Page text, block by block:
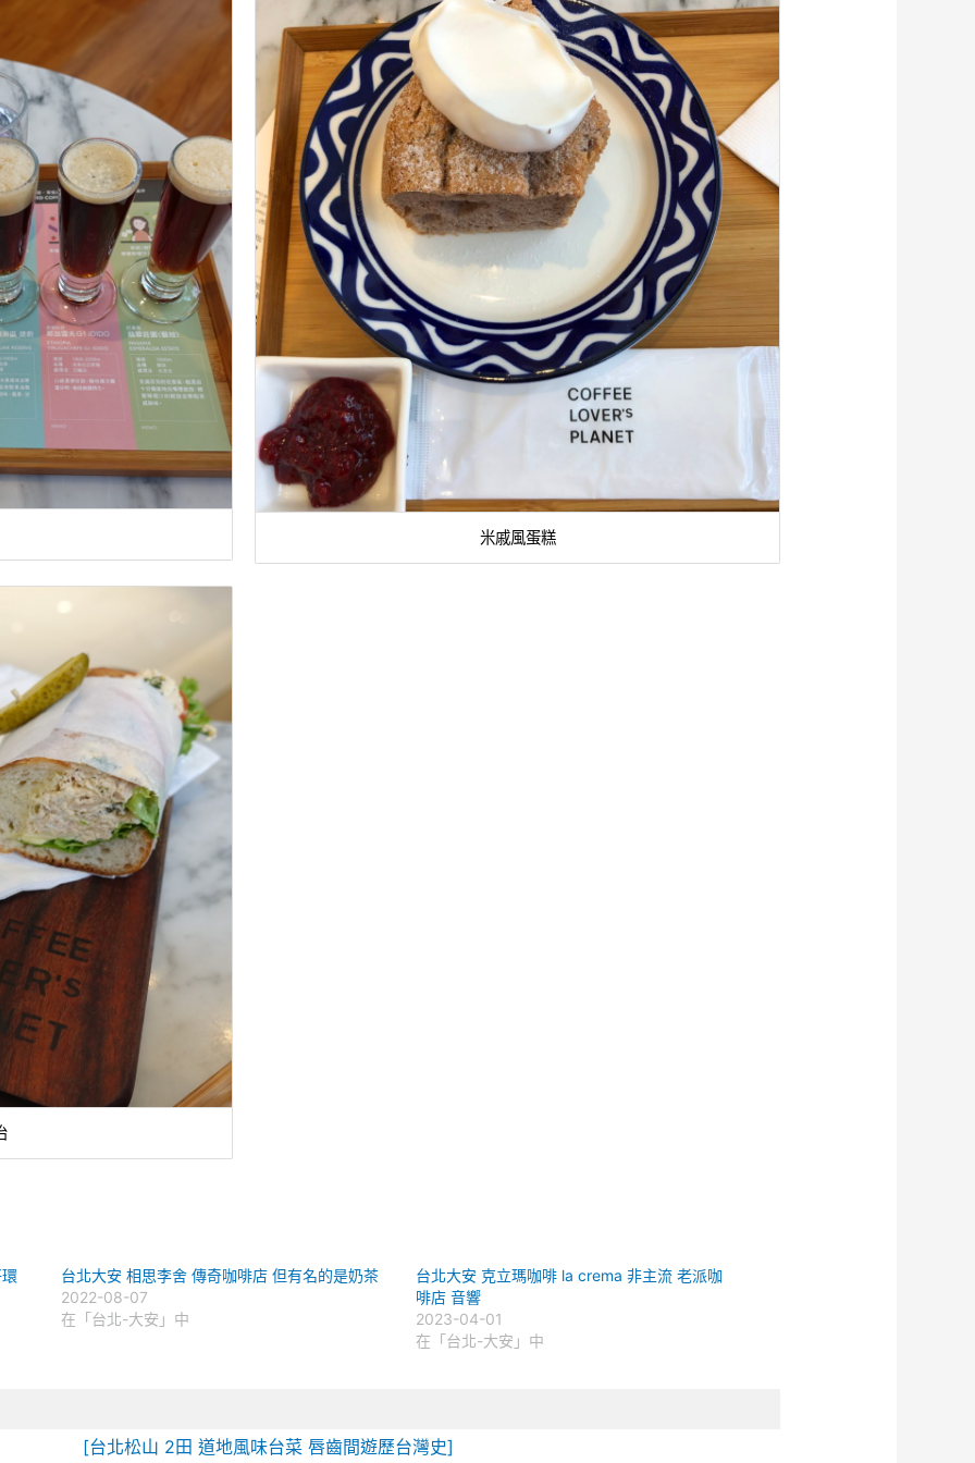
米戚風蛋糕
台北大安 相思李舍 傳奇咖啡店 但有名的是奶茶
2022-08-07
在「台北-大安」中
台北大安 克立瑪咖啡 la crema 非主流 老派咖
啡店 音響
2023-04-01
在「台北-大安」中
[台北松山 2田 道地風味台菜 唇齒間遊歷台灣史]